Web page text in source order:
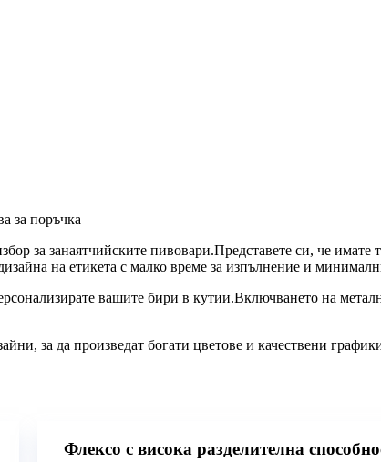
за поръчка
за занаятчийските пивовари.Представете си, че
на етикета с малко време за изпълнение и
вашите бири в кутии.Включването на
за да произведат богати цветове и качествени
Флексо с висока разделителна